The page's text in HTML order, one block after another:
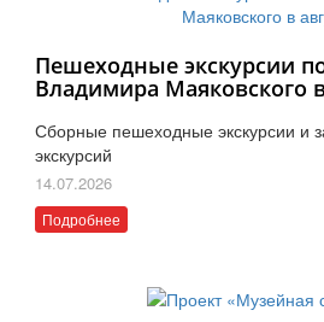
Пешеходные экскурсии
Владимира Маяковского
Сборные пешеходные экскурсии и
экскурсий
14.07.2026
Подробнее